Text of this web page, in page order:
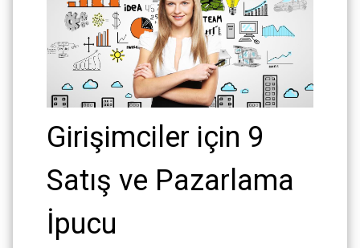
Girişimciler için 9
Satış ve Pazarlama
İpucu